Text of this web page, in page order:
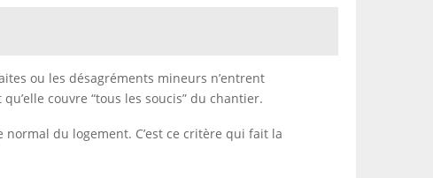
ou les désagréments mineurs n’entrent
couvre “tous les soucis” du chantier.
du logement. C’est ce critère qui fait la